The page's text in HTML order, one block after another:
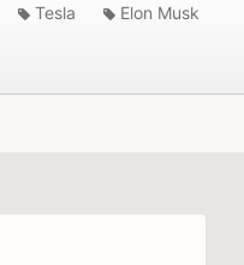
Tesla Elon Musk